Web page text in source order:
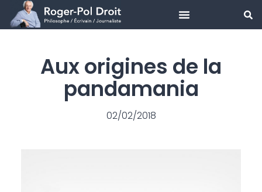
Aller
Aux origines de la
pandamania
02/02/2018